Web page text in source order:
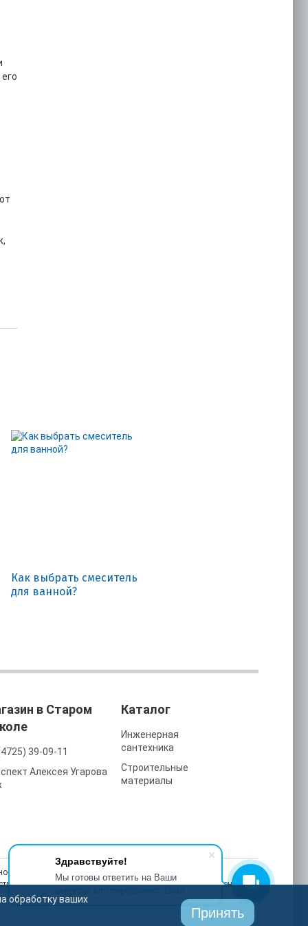
Здравствуйте!
Мы готовы ответить на Ваши
Как выбрать смеситель
для ванной?
в Старом
39-09-11
Алексея Угарова
Каталог
Инженерная
сантехника
Строительные
материалы
улучшаем работу сайта и делаем рекламу более
браузера в любой момент. На сайте также применяются
обработку ваших
Принять